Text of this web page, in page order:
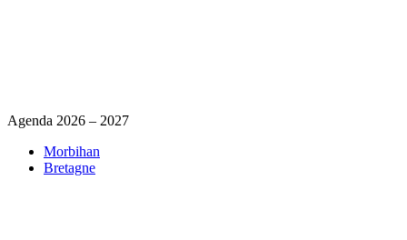
Agenda 2026 – 2027
Morbihan
Bretagne